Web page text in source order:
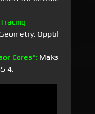
Opptil
Cores": Maks
4.